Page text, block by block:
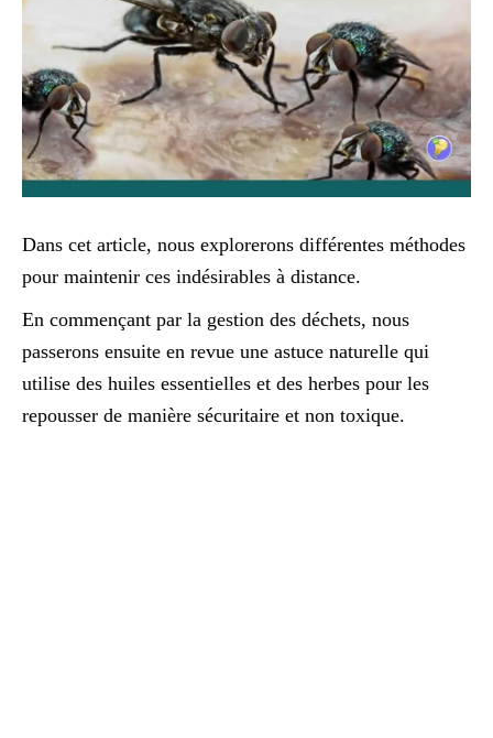
Dans cet article, nous explorerons différentes méthodes
pour maintenir ces indésirables à distance.
En commençant par la gestion des déchets, nous
passerons ensuite en revue une astuce naturelle qui
utilise des huiles essentielles et des herbes pour les
repousser de manière sécuritaire et non toxique.